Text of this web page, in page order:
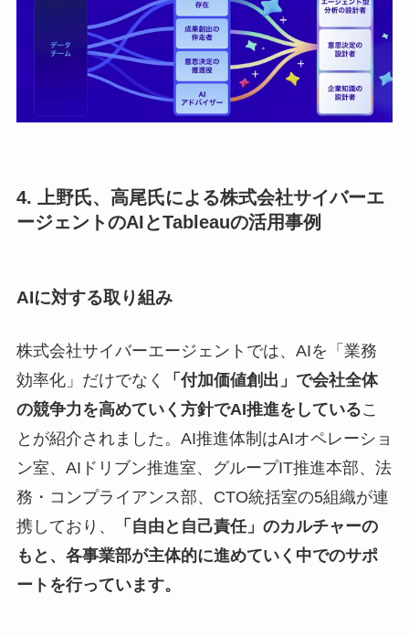
4. 上野氏、高尾氏による株式会社サイバーエ
ージェントのAIとTableauの活用事例
AIに対する取り組み
株式会社サイバーエージェントでは、AIを「業務
効率化」だけでなく
「付加価値創出」で会社全体
の競争力を高めていく方針でAI推進をしているこ
とが紹介されました。AI推進体制はAIオペレーショ
ン室、AIドリブン推進室、グループIT推進本部、法
務・コンプライアンス部、CTO統括室の5組織が連
携しており、
「自由と自己責任」のカルチャーの
もと、各事業部が主体的に進めていく中でのサポ
ートを行っています。